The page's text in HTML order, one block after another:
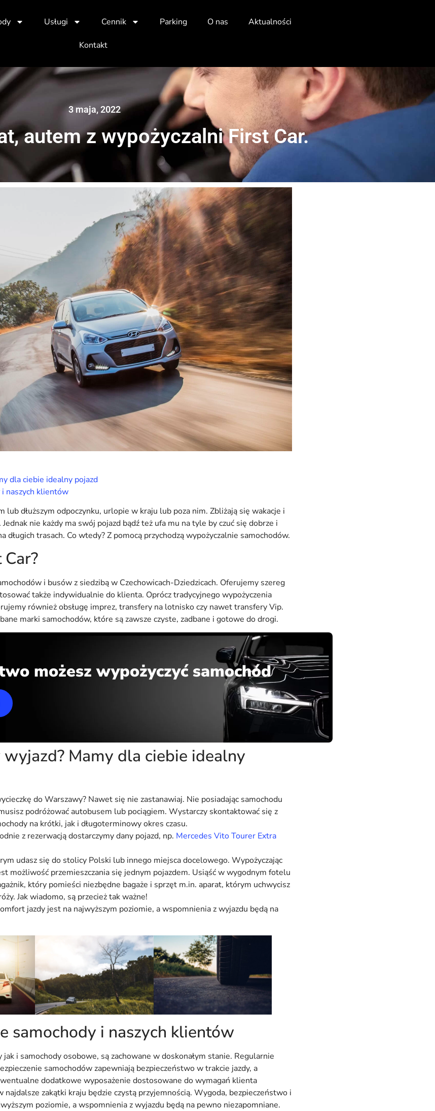
Usługi Cennik Parking O nas Aktualności
Kontakt
3 maja, 2022
autem z wypożyczalni First Car.
dla ciebie idealny pojazd
i naszych klientów
lub dłuższym odpoczynku, urlopie w kraju lub poza nim. Zbliżają się wakacje i
nie każdy ma swój pojazd bądź też ufa mu na tyle by czuć się dobrze i
długich trasach. Co wtedy? Z pomocą przychodzą wypożyczalnie samochodów.
i busów z siedzibą w Czechowicach-Dziedzicach. Oferujemy szereg
także indywidualnie do klienta. Oprócz tradycyjnego wypożyczenia
również obsługę imprez, transfery na lotnisko czy nawet transfery Vip.
marki samochodów, które są zawsze czyste, zadbane i gotowe do drogi.
możesz wypożyczyć samochód
Mamy dla ciebie idealny
do Warszawy? Nawet się nie zastanawiaj. Nie posiadając samochodu
podróżować autobusem lub pociągiem. Wystarczy skontaktować się z
na krótki, jak i długoterminowy okres czasu.
z rezerwacją dostarczymy dany pojazd, np. Mercedes Vito Tourer Extra
udasz się do stolicy Polski lub innego miejsca docelowego. Wypożyczając
możliwość przemieszczania się jednym pojazdem. Usiąść w wygodnym fotelu
który pomieści niezbędne bagaże i sprzęt m.in. aparat, którym uchwycisz
Jak wiadomo, są przecież tak ważne!
jazdy jest na najwyższym poziomie, a wspomnienia z wyjazdu będą na
samochody i naszych klientów
jak i samochody osobowe, są zachowane w doskonałym stanie. Regularnie
samochodów zapewniają bezpieczeństwo w trakcie jazdy, a
dodatkowe wyposażenie dostosowane do wymagań klienta
najdalsze zakątki kraju będzie czystą przyjemnością. Wygoda, bezpieczeństwo i
poziomie, a wspomnienia z wyjazdu będą na pewno niezapomniane.